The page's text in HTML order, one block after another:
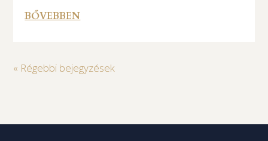
BŐVEBBEN
« Régebbi bejegyzések